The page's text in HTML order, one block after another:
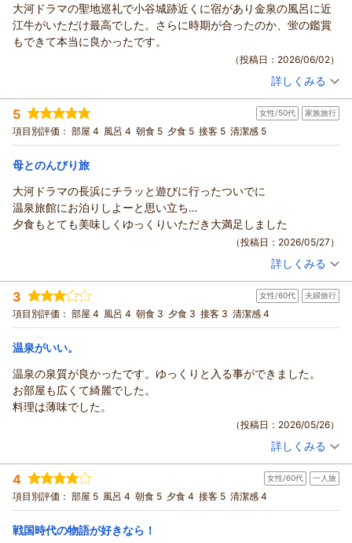
心いたしました。
これからも皆様に心地よい滞在をご提供できるよう努めてまい
ります。また季節を変えてお越しいただけますことを、スタッ
このたびは温かいご投稿をいただき、誠にありがとうございま
した。
（返信日：2026/06/08）
このたびはご宿泊いただき、また温かいご感想をお寄せいただ
き誠にありがとうございます。
歴史ある源泉かけ流しの湯や、当館ならではの素朴で落ち着い
た雰囲気に癒しを感じていただけたとのこと、大変嬉しく拝読
また、近江牛のしゃぶしゃぶにつきましても、ご満足いただけ
たようで何よりでございます。ボリュームも含め、お食事の時
間をお楽しみいただけたことを嬉しく思います。
接客につきましても、ほどよい距離感がゆっくりとお過ごしい
ただく一助となったようで安心いたしました。これからも皆さ
す。
またのお越しをスタッフ一同、心よりお待ち申し上げておりま
す。
（返信日：2026/06/08）
大河ドラマの聖地巡礼で小谷城跡近くに宿があり金泉の風呂に近
江牛がいただけ最高でした。さらに時期が合ったのか、蛍の鑑賞
もできて本当に良かったです。
（投稿日：2026/06/02）
投稿者： はるちゃさん(女性/50代)
宿泊プラン： 【基本】お市の方・浅井三姉妹ゆかりの天然温泉と旬の会席料
理〇寛ぎプラン◆天然水プレゼント◆茶々の華
和室 朝・夕
宿泊価格帯： 25,001～26,000円(大人一人あたり/税込)
このたびは須賀谷温泉をご利用いただき、また心温まるご感想
をお寄せいただき誠にありがとうございます。
大河ドラマの聖地巡礼の旅の中で、当館をお選びいただきまし
たこと、大変光栄に存じます。小谷城跡の散策に加え、自慢の
金泉の湯や近江牛のお料理をお楽しみいただけたご様子を嬉し
く拝読いたしました。
さらに、ちょうど蛍の舞う季節にお越しいただき、幻想的な風
景をご覧いただけたとのこと、私どもも大変嬉しく思います。
自然豊かな湖北ならではの魅力を感じていただけたのであれば
幸いです。
ける宿を目指してまいります。また季節を変えてお越しいただ
ける日を、スタッフ一同心よりお待ち申し上げております。
詳しくみる
5 女性/50代 家族旅行
項目別評価： 部屋 4 風呂 4 朝食 5 夕食 5 接客 5 清潔感 5
母とのんびり旅
大河ドラマの長浜にチラッと遊びに行ったついでに
温泉旅館にお泊りしよーと思い立ち…
夕食もとても美味しくゆっくりいただき大満足しました
（投稿日：2026/05/27）
投稿者： てんさん(女性/50代)
宿泊プラン： 【基本】お市の方・浅井三姉妹ゆかりの天然温泉と旬の会席料
理〇寛ぎプラン◆天然水プレゼント◆茶々の華
和室 朝・夕
宿泊価格帯： 19,001～20,000円(大人一人あたり/税込)
このたびは須賀谷温泉をご利用いただき、また温かいご感想を
お寄せいただき誠にありがとうございます。
大河ドラマの舞台となった長浜観光の折に、当館をお選びいた
だけましたこと、大変嬉しく思います。ご夕食もご満足いただ
けたとのお言葉を頂戴し、料理長をはじめスタッフ一同の励み
になります。
これからもお客様にゆったりとした時間をお過ごしいただける
よう努めてまいります。ぜひまた季節を変えて長浜へお越しの
際は、須賀谷温泉へお立ち寄りくださいませ。
またのお越しを心よりお待ちしております。
詳しくみる
3 女性/60代 夫婦旅行
項目別評価： 部屋 4 風呂 4 朝食 3 夕食 3 接客 3 清潔感 4
温泉がいい。
温泉の泉質が良かったです。ゆっくりと入る事ができました。
お部屋も広くて綺麗でした。
料理は薄味でした。
（投稿日：2026/05/26）
投稿者： ぺぺさん(女性/60代)
宿泊プラン： 【基本】お市の方・浅井三姉妹ゆかりの天然温泉と旬の会席料
理〇寛ぎプラン◆天然水プレゼント◆茶々の華
和室 朝・夕
宿泊価格帯： 18,001～19,000円(大人一人あたり/税込)
詳しくみる
4 女性/60代 一人旅
項目別評価： 部屋 5 風呂 4 朝食 5 夕食 4 接客 5 清潔感 4
戦国時代の物語が好きなら！